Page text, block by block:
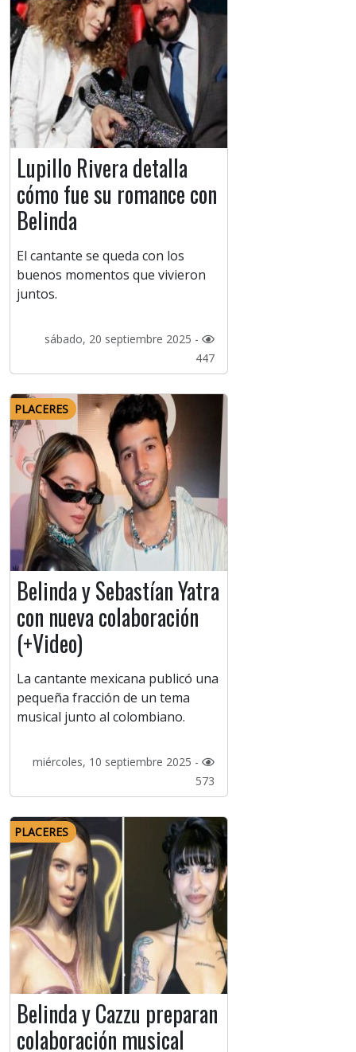
Lupillo Rivera detalla
cómo fue su romance con
Belinda
El cantante se queda con los
buenos momentos que vivieron
juntos.
sábado, 20 septiembre 2025 -
447
PLACERES
Belinda y Sebastían Yatra
con nueva colaboración
(+Video)
La cantante mexicana publicó una
pequeña fracción de un tema
musical junto al colombiano.
miércoles, 10 septiembre 2025 -
573
PLACERES
Belinda y Cazzu preparan
colaboración musical